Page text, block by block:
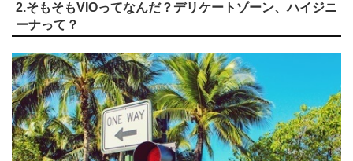
2.そもそもVIOってなんだ？デリケートゾーン、ハイジニ
ーナって？